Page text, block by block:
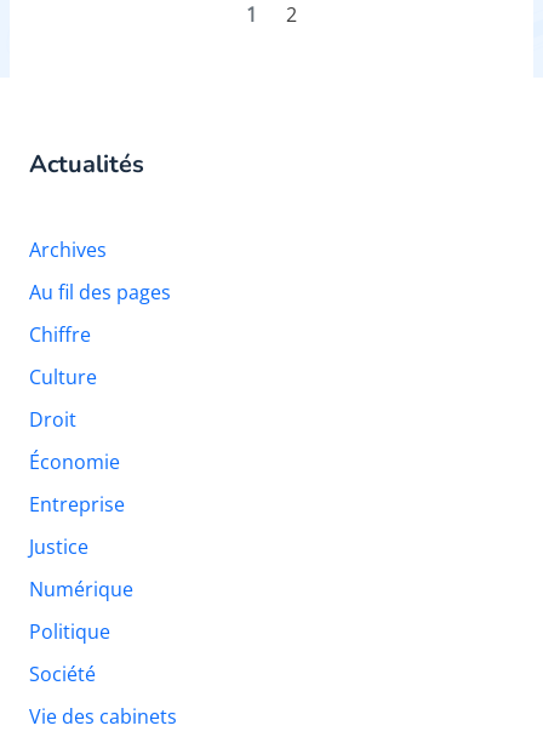
1 2
Actualités
Archives
Au fil des pages
Chiffre
Culture
Droit
Économie
Entreprise
Justice
Numérique
Politique
Société
Vie des cabinets